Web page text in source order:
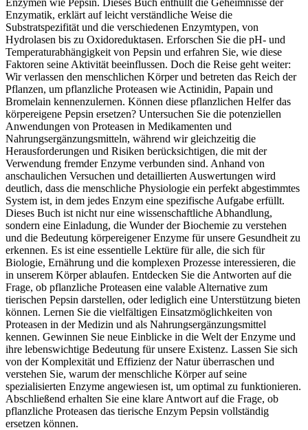
Enzymatik, erklärt auf leicht verständliche Weise die
Substratspezifität und die verschiedenen Enzymtypen, von
Hydrolasen bis zu Oxidoreduktasen. Erforschen Sie die pH- und
Temperaturabhängigkeit von Pepsin und erfahren Sie, wie diese
Faktoren seine Aktivität beeinflussen. Doch die Reise geht weiter:
Wir verlassen den menschlichen Körper und betreten das Reich der
Pflanzen, um pflanzliche Proteasen wie Actinidin, Papain und
Bromelain kennenzulernen. Können diese pflanzlichen Helfer das
körpereigene Pepsin ersetzen? Untersuchen Sie die potenziellen
Anwendungen von Proteasen in Medikamenten und
Nahrungsergänzungsmitteln, während wir gleichzeitig die
Herausforderungen und Risiken berücksichtigen, die mit der
Verwendung fremder Enzyme verbunden sind. Anhand von
anschaulichen Versuchen und detaillierten Auswertungen wird
deutlich, dass die menschliche Physiologie ein perfekt abgestimmtes
System ist, in dem jedes Enzym eine spezifische Aufgabe erfüllt.
Dieses Buch ist nicht nur eine wissenschaftliche Abhandlung,
sondern eine Einladung, die Wunder der Biochemie zu verstehen
und die Bedeutung körpereigener Enzyme für unsere Gesundheit zu
erkennen. Es ist eine essentielle Lektüre für alle, die sich für
Biologie, Ernährung und die komplexen Prozesse interessieren, die
in unserem Körper ablaufen. Entdecken Sie die Antworten auf die
Frage, ob pflanzliche Proteasen eine valable Alternative zum
tierischen Pepsin darstellen, oder lediglich eine Unterstützung bieten
können. Lernen Sie die vielfältigen Einsatzmöglichkeiten von
Proteasen in der Medizin und als Nahrungsergänzungsmittel
kennen. Gewinnen Sie neue Einblicke in die Welt der Enzyme und
ihre lebenswichtige Bedeutung für unsere Existenz. Lassen Sie sich
von der Komplexität und Effizienz der Natur überraschen und
verstehen Sie, warum der menschliche Körper auf seine
spezialisierten Enzyme angewiesen ist, um optimal zu funktionieren.
Abschließend erhalten Sie eine klare Antwort auf die Frage, ob
pflanzliche Proteasen das tierische Enzym Pepsin vollständig
ersetzen können.